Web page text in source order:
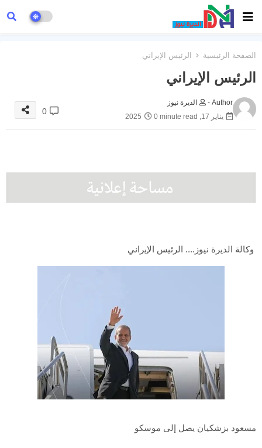
الصفحة الرئيسية الرئيس الإيراني
الرئيس الإيراني
Author -
الديرة نيوز
يناير 17, 2025
0 minute read
0
وكالة الديرة نيوز.... الرئيس الإيراني
مسعود بزشكيان يصل إلى موسكو